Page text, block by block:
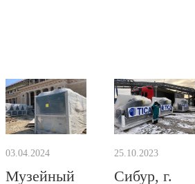
03.04.2024
Музейный
25.10.2023
Сибур, г.